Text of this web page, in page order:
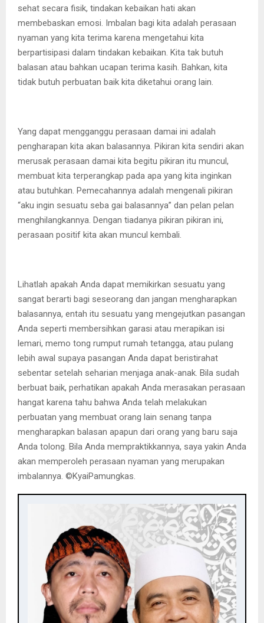
sehat secara fisik, tindakan kebaikan hati akan
membebaskan emosi. Imbalan bagi kita adalah perasaan
nyaman yang kita terima karena mengetahui kita
berpartisipasi dalam tindakan kebaikan. Kita tak butuh
balasan atau bahkan ucapan terima kasih. Bahkan, kita
tidak butuh perbuatan baik kita diketahui orang lain.
Yang dapat mengganggu perasaan damai ini adalah
pengharapan kita akan balasannya. Pikiran kita sendiri akan
merusak perasaan damai kita begitu pikiran itu muncul,
membuat kita terperangkap pada apa yang kita inginkan
atau butuhkan. Pemecahannya adalah mengenali pikiran
“aku ingin sesuatu seba gai balasannya” dan pelan pelan
menghilangkannya. Dengan tiadanya pikiran pikiran ini,
perasaan positif kita akan muncul kembali.
Lihatlah apakah Anda dapat memikirkan sesuatu yang
sangat berarti bagi seseorang dan jangan mengharapkan
balasannya, entah itu sesuatu yang mengejutkan pasangan
Anda seperti membersihkan garasi atau merapikan isi
lemari, memo tong rumput rumah tetangga, atau pulang
lebih awal supaya pasangan Anda dapat beristirahat
sebentar setelah seharian menjaga anak-anak. Bila sudah
berbuat baik, perhatikan apakah Anda merasakan perasaan
hangat karena tahu bahwa Anda telah melakukan
perbuatan yang membuat orang lain senang tanpa
mengharapkan balasan apapun dari orang yang baru saja
Anda tolong. Bila Anda mempraktikkannya, saya yakin Anda
akan memperoleh perasaan nyaman yang merupakan
imbalannya. ©️KyaiPamungkas.